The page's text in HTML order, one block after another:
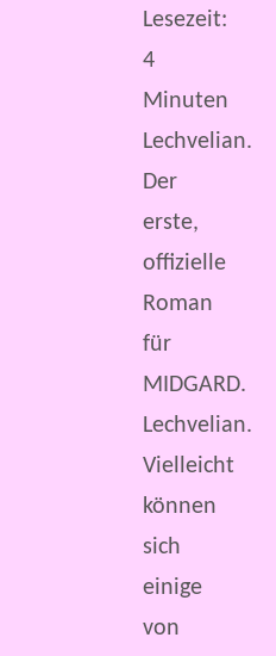
Lesezeit:
4
Minuten
Lechvelian.
Der
erste,
offizielle
Roman
für
MIDGARD.
Lechvelian.
Vielleicht
können
sich
einige
von